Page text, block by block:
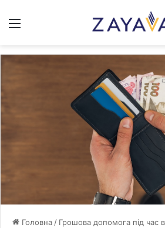
Меню
Головна/ Грошова допомога під час